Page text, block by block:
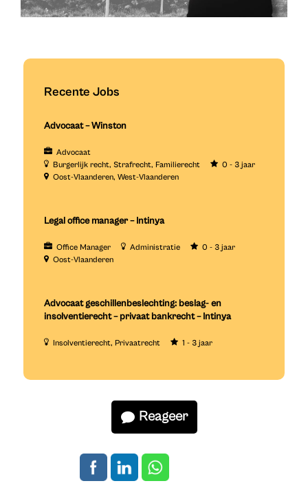
Recente Jobs
Advocaat – Winston
Advocaat
Burgerlijk recht Strafrecht Familierecht
0 - 3 jaar
Oost-Vlaanderen West-Vlaanderen
Legal office manager – Intinya
Office Manager Administratie
0 - 3 jaar
Oost-Vlaanderen
Advocaat geschillenbeslechting: beslag- en
insolventierecht – privaat bankrecht – Intinya
Insolventierecht Privaatrecht 1 - 3 jaar
Reageer